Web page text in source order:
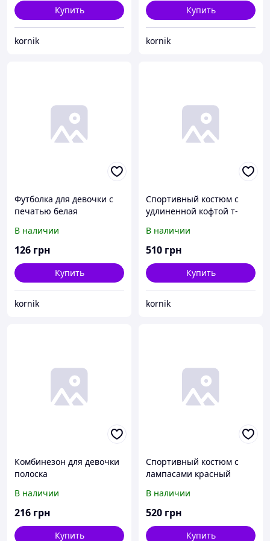
Купить
kornik
Купить
kornik
Футболка для девочки с
печатью белая
В наличии
126 грн
Купить
kornik
Спортивный костюм с
удлиненной кофтой т-
В наличии
510 грн
Купить
kornik
Комбинезон для девочки
полоска
В наличии
216 грн
Купить
Спортивный костюм с
лампасами красный
В наличии
520 грн
Купить